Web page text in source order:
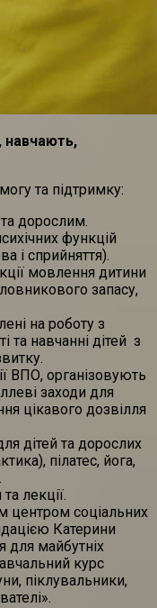
навчають,
та підтримку:
дорослим.
функцій
і сприйняття).
мовлення дитини
запасу,
на роботу з
та навчанні дітей з
ВПО, організовують
заходи для
цікавого дозвілля
дітей та дорослих
пілатес, йога,
лекції.
центром соціальних
Катерини
для майбутніх
курс
піклувальники,